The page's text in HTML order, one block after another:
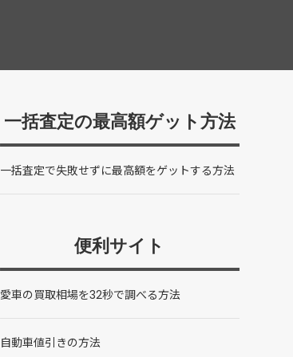
一括査定の最高額ゲット方法
一括査定で失敗せずに最高額をゲットする方法
便利サイト
愛車の買取相場を32秒で調べる方法
自動車値引きの方法